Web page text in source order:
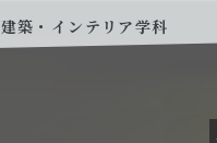
建築・インテリア学科